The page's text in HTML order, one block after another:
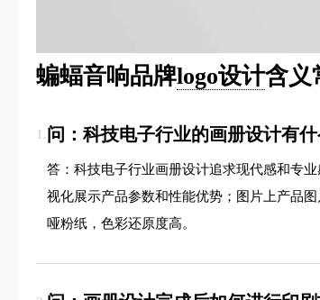
蝙蝠音响品牌logo设计含义
1.问：科技电子行业的画册设计有什
答：科技电子行业画册设计追求现代感和专
视化展示产品参数和性能优势；图片上产品
哑粉纸，色彩还原度高。